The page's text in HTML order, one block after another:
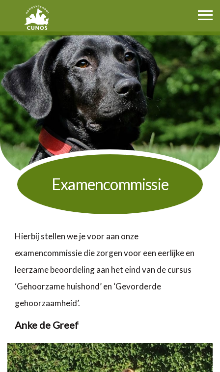
Examencommissie
Hierbij stellen we je voor aan onze
examencommissie die zorgen voor een eerlijke en
leerzame beoordeling aan het eind van de cursus
‘Gehoorzame huishond’ en ‘Gevorderde
gehoorzaamheid’.
Anke de Greef